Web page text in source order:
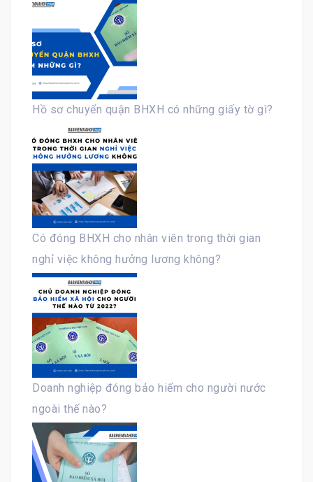
Hồ sơ chuyển quận BHXH có những giấy tờ gì?
Có đóng BHXH cho nhân viên trong thời gian
nghỉ việc không hưởng lương không?
Doanh nghiệp đóng bảo hiểm cho người nước
ngoài thế nào?